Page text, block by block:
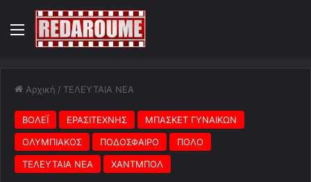
Menu
Αρχική / ΤΕΛΕΥΤΑΙΑ ΝΕΑ
ΒΟΛΕΪ ΕΡΑΣΙΤΕΧΝΗΣ
ΜΠΑΣΚΕΤ ΓΥΝΑΙΚΩΝ
ΟΛΥΜΠΙΑΚΟΣ
ΠΟΔΟΣΦΑΙΡΟ
ΠΟΛΟ
ΤΕΛΕΥΤΑΙΑ ΝΕΑ
ΧΑΝΤΜΠΟΛ